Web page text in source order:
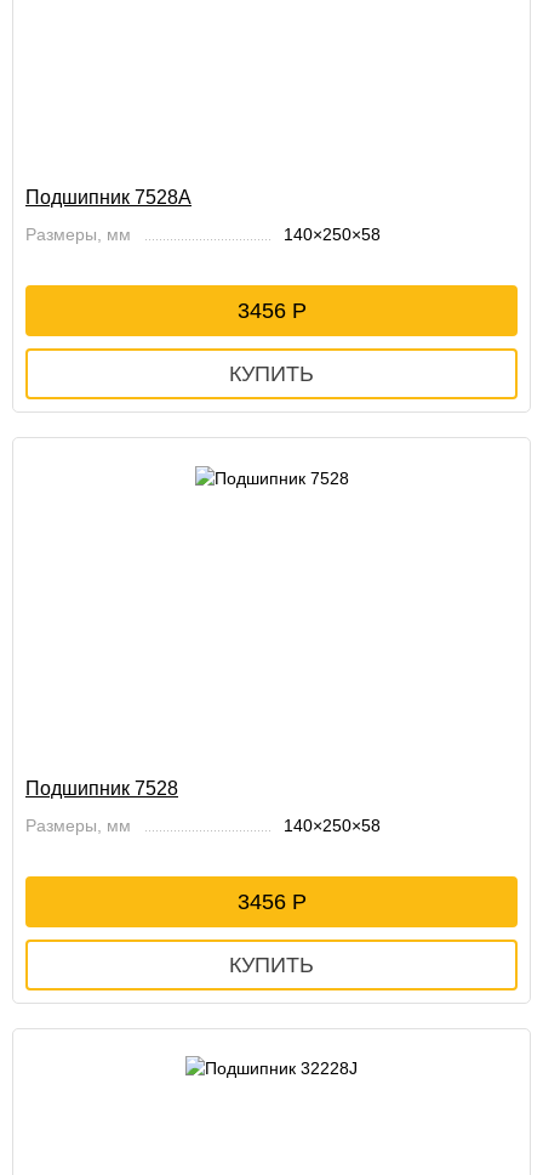
Подшипник 7528А
Размеры, мм 140×250×58
3456
Подшипник 7528
Размеры, мм 140×250×58
3456